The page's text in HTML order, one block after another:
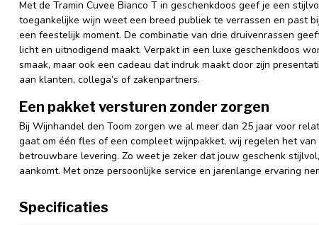
Met de Tramin Cuvee Bianco T in geschenkdoos geef je een
toegankelijke wijn weet een breed publiek te verrassen en past
een feestelijk moment. De combinatie van drie druivenrassen
licht en uitnodigend maakt. Verpakt in een luxe geschenkdoos
smaak, maar ook een cadeau dat indruk maakt door zijn
aan klanten, collega’s of zakenpartners.
Een pakket versturen zonder zorgen
Bij Wijnhandel den Toom zorgen we al meer dan 25 jaar voor
gaat om één fles of een compleet wijnpakket, wij regelen het
betrouwbare levering. Zo weet je zeker dat jouw geschenk
aankomt. Met onze persoonlijke service en jarenlange ervaring
Specificaties